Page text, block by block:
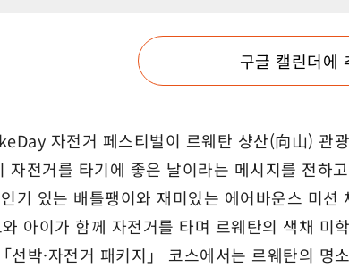
구글 캘린더에
자전거 페스티벌이 르웨탄 샹산(向山)
자전거를 타기에 좋은 날이라는 메시지를 전
기 있는 배틀팽이와 재미있는 에어바운스 미
아이가 함께 자전거를 타며 르웨탄의 색채
선박·자전거 패키지」 코스에서는 르웨탄의